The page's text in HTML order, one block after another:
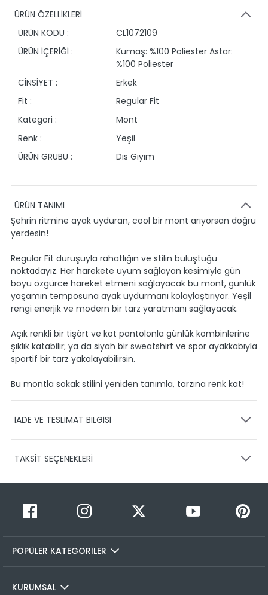
ÜRÜN ÖZELLİKLERİ
ÜRÜN KODU :
CL1072109
ÜRÜN İÇERİĞİ :
Kumaş: %100 Poliester Astar:
%100 Poliester
CİNSİYET :
Erkek
Fit :
Regular Fit
Kategori :
Mont
Renk :
Yeşil
ÜRÜN GRUBU :
Dıs Gıyım
ÜRÜN TANIMI
Şehrin ritmine ayak uyduran, cool bir mont arıyorsan doğru
yerdesin!
Regular Fit duruşuyla rahatlığın ve stilin buluştuğu
noktadayız. Her harekete uyum sağlayan kesimiyle gün
boyu özgürce hareket etmeni sağlayacak bu mont, günlük
yaşamın temposuna ayak uydurmanı kolaylaştırıyor. Yeşil
rengi enerjik ve modern bir tarz yaratmanı sağlayacak.
Açık renkli bir tişört ve kot pantolonla günlük kombinlerine
şıklık katabilir; ya da siyah bir sweatshirt ve spor ayakkabıyla
sportif bir tarz yakalayabilirsin.
Bu montla sokak stilini yeniden tanımla, tarzına renk kat!
İADE VE TESLİMAT BİLGİSİ
Ürünlerinizin gönderimini anlaşmalı olduğumuz PTT,
1-3 iş günü içerisinde kargoya teslim edilir.
Siparişimin kargo takibini nasıl yapabilirim?
Hesabım/Siparişlerim paneli üzerinden ilgili siparişinize ait
üzerinde bulunan kargo takip linkine tıklamanızla birlikte
seçmiş olduğunız kargo firmasının sitesine otomatik olarak
TAKSİT SEÇENEKLERİ
Taksit Sayısı Taksit Miktarı
Taksitli Tutar
Toplam
1999,99 TL
2
1000,00 TL
3
666,66 TL
1999,99 TL
4
POPÜLER KATEGORİLER
KURUMSAL